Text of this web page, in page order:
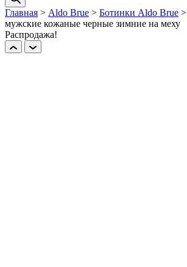
Главная > Aldo Brue > Ботинки Aldo Brue >
мужские кожаные черные зимние на меху
Распродажа!